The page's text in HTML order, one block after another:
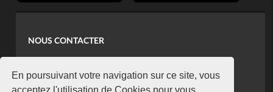
En poursuivant votre navigation sur ce site, vous
acceptez l'utilisation de Cookies pour vous
NOUS CONTACTER
koaci@yahoo.fr